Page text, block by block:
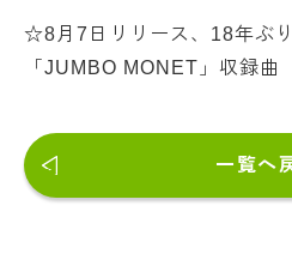
☆8月7日リリース、18年ぶ
「JUMBO MONET」収録曲
一覧へ